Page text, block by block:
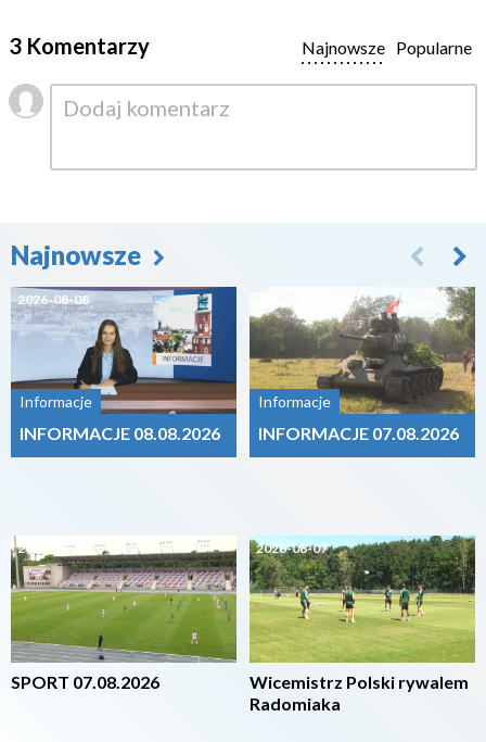
3 Komentarzy Popularne
Najnowsze
Najnowsze
2026-08-08
Informacje
INFORMACJE 08.08.2026
2026-08-07
SPORT 07.08.2026
Informacje
INFORMACJE 07.08.2026
2026-08-07
Wicemistrz Polski rywalem
Radomiaka